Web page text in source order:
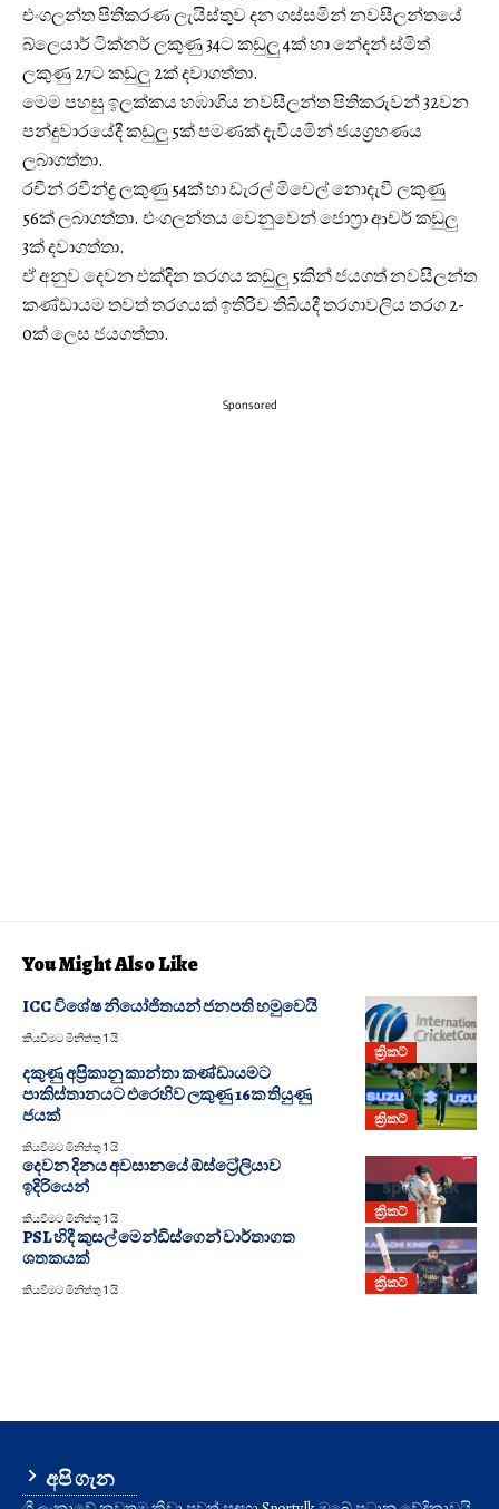
එංගලන්ත පිතිකරණ ලැයිස්තුව දන ගස්සමින් නවසීලන්තයේ
බ්ලෙයාර් ටික්නර් ලකුණු 34ට කඩුලු 4ක් හා නේදන් ස්මිත්
ලකුණු 27ට කඩුලු 2ක් දවාගත්තා.
මෙම පහසු ඉලක්කය හඹාගිය නවසීලන්ත පිතිකරුවන් 32වන
පන්දුවාරයේදී කඩුලු 5ක් පමණක් දැවීයමින් ජයග්‍රහණය
ලබාගත්තා.
රචීන් රවීන්ද්‍ර ලකුණු 54ක් හා ඩැරල් මිචෙල් නොදැවී ලකුණු
56ක් ලබාගත්තා. එංගලන්තය වෙනුවෙන් ජොෆ්‍රා ආචර් කඩුලු
3ක් දවාගත්තා.
ඒ අනුව දෙවන එක්දින තරගය කඩුලු 5කින් ජයගත් නවසීලන්ත
කණ්ඩායම තවත් තරගයක් ඉතිරිව තිබියදී තරගාවලිය තරග 2-
0ක් ලෙස ජයගත්තා.
Sponsored
You Might Also Like
ක්‍රිකට්
ICC විශේෂ නියෝජිතයන් ජනපති හමුවෙයි
කියවීමට මිනිත්තු 1 යි
ක්‍රිකට්
දකුණු අප්‍රිකානු කාන්තා කණ්ඩායමට
පාකිස්තානයට එරෙහිව ලකුණු 16ක තියුණු
ජයක්
කියවීමට මිනිත්තු 1 යි
ක්‍රිකට්
දෙවන දිනය අවසානයේ ඕස්ට්‍රේලියාව
ඉදිරියෙන්
කියවීමට මිනිත්තු 1 යි
ක්‍රිකට්
PSL හිදී කුසල් මෙන්ඩිස්ගෙන් වාර්තාගත
ශතකයක්
කියවීමට මිනිත්තු 1 යි
අපි ගැන